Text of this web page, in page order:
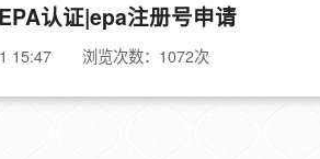
认证|epa注册号申请
15:47 浏览次数： 1072次